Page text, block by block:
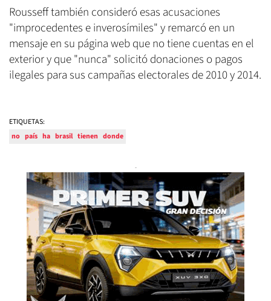
Rousseff también consideró esas acusaciones
"improcedentes e inverosímiles" y remarcó en un
mensaje en su página web que no tiene cuentas en el
exterior y que "nunca" solicitó donaciones o pagos
ilegales para sus campañas electorales de 2010 y 2014.
ETIQUETAS:
no país ha brasil tienen donde